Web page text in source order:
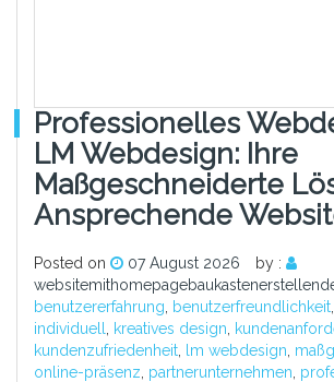
Professionelles
LM Webdesign: Ihre
Maßgeschneiderte
Ansprechende
Posted on 07 August 2026
by :
benutzererfahrung
benutzerfreundlichkeit
individuell
kreatives design
kundenzufriedenheit
lm webdesign
online-präsenz partnerunternehmen